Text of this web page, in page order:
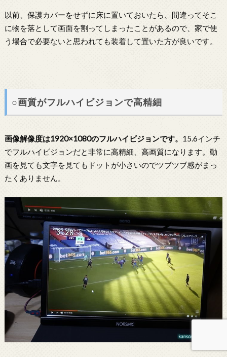
以前、保護カバーをせずに床に置いておいたら、間違ってそこ
に物を落として画面を割ってしまったことがあるので、家で使
う場合で必要ないと思われても装着して置いた方が良いです。
○画質がフルハイビジョンで高精細
画像解像度は1920×1080のフルハイビジョンです。 15.6インチ
でフルハイビジョンだと非常に高精細、高画質になります。動
画を見ても文字を見てもドットが小さいのでツブツブ感がまっ
たくありません。